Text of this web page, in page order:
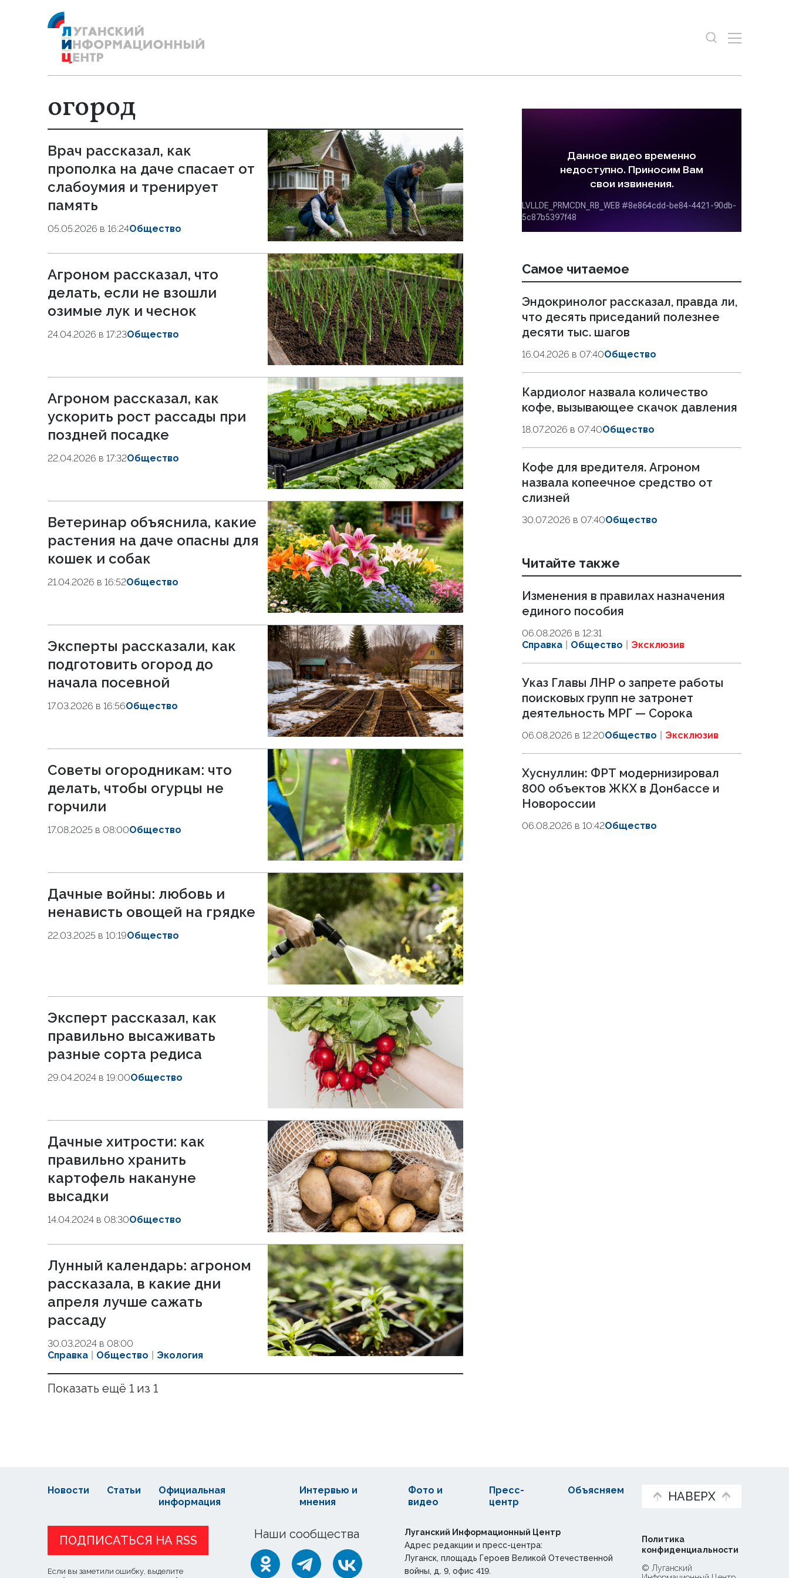
огород
Врач рассказал, как
прополка на даче спасает от
слабоумия и тренирует
память
05.05.2026 в 16:24Общество
Агроном рассказал, что
делать, если не взошли
озимые лук и чеснок
24.04.2026 в 17:23Общество
Агроном рассказал, как
ускорить рост рассады при
поздней посадке
22.04.2026 в 17:32Общество
Ветеринар объяснила, какие
растения на даче опасны для
кошек и собак
21.04.2026 в 16:52Общество
Эксперты рассказали, как
подготовить огород до
начала посевной
17.03.2026 в 16:56Общество
Советы огородникам: что
делать, чтобы огурцы не
горчили
17.08.2025 в 08:00Общество
Дачные войны: любовь и
ненависть овощей на грядке
22.03.2025 в 10:19Общество
Эксперт рассказал, как
правильно высаживать
разные сорта редиса
29.04.2024 в 19:00Общество
Дачные хитрости: как
правильно хранить
картофель накануне
высадки
14.04.2024 в 08:30Общество
Лунный календарь: агроном
рассказала, в какие дни
апреля лучше сажать
рассаду
30.03.2024 в 08:00
Справка
Общество Экология
Показать ещё 1 из 1
Самое читаемое
Эндокринолог рассказал, правда ли,
что десять приседаний полезнее
десяти тыс. шагов
16.04.2026 в 07:40Общество
Кардиолог назвала количество
кофе, вызывающее скачок давления
18.07.2026 в 07:40Общество
Кофе для вредителя. Агроном
назвала копеечное средство от
слизней
30.07.2026 в 07:40Общество
Читайте также
Изменения в правилах назначения
единого пособия
06.08.2026 в 12:31
Справка
Общество Эксклюзив
Указ Главы ЛНР о запрете работы
поисковых групп не затронет
деятельность МРГ — Сорока
06.08.2026 в 12:20Общество Эксклюзив
Хуснуллин: ФРТ модернизировал
800 объектов ЖКХ в Донбассе и
Новороссии
06.08.2026 в 10:42Общество
НАВЕРХ
Наши сообщества
ПОДПИСАТЬСЯ НА RSS
Если вы заметили ошибку, выделите
Новости Статьи
Официальная
информация
Интервью и
мнения
Фото и
видео
Пресс-
центр
Объясняем
Политика
конфиденциальности
Луганский Информационный Центр
Адрес редакции и пресс-центра:
Луганск, площадь Героев Великой Отечественной
войны, д. 9, офис 419.
© Луганский